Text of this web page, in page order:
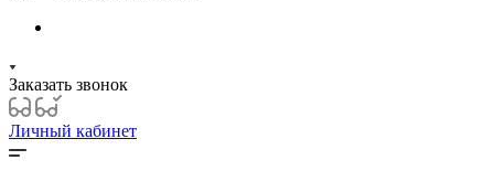
Заказать звонок
Личный кабинет